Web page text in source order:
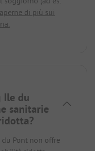
di più sui
Ile du
sanitarie
Pont non offre